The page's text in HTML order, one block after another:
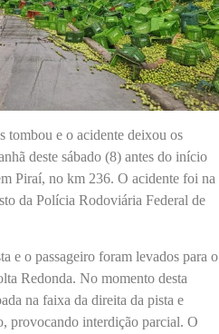
tombou e o acidente deixou os
deste sábado (8) antes do início
Piraí, no km 236. O acidente foi na
da Polícia Rodoviária Federal de
e o passageiro foram levados para o
Redonda. No momento desta
na faixa da direita da pista e
provocando interdição parcial. O